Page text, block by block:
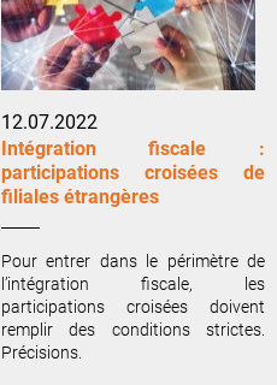
12.07.2022
Intégration fiscale :
participations croisées de
filiales étrangères
Pour entrer dans le périmètre de
l’intégration fiscale, les
participations croisées doivent
remplir des conditions strictes.
Précisions.